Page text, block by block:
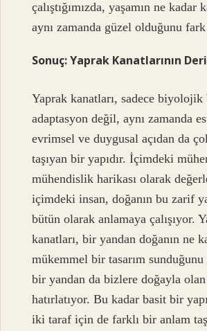
çalıştığımızda, yaşamın ne kadar
aynı zamanda güzel olduğunu
Sonuç: Yaprak Kanatlarının
Yaprak kanatları, sadece biyolojik
adaptasyon değil, aynı zamanda
evrimsel ve duygusal açıdan da
taşıyan bir yapıdır. İçimdeki
mühendislik harikası olarak
içimdeki insan, doğanın bu zarif
bütün olarak anlamaya çalışıyor.
kanatları, bir yandan doğanın ne
mükemmel bir tasarım
bir yandan da bizlere doğayla olan
hatırlatıyor. Bu kadar basit bir
iki taraf için de farklı bir anlam